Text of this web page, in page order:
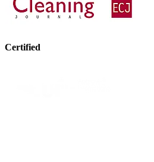
Certified